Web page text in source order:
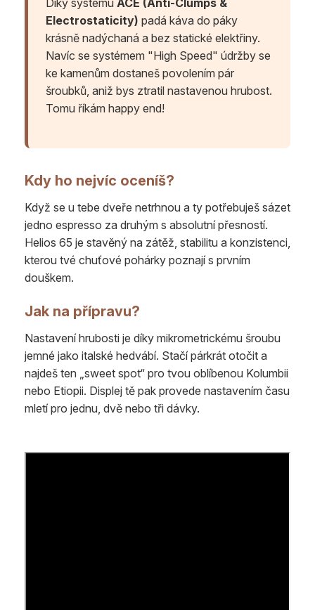
Electrostaticity) padá káva do páky
krásně nadýchaná a bez statické elektřiny.
Navíc se systémem "High Speed" údržby se
ke kamenům dostaneš povolením pár
šroubků, aniž bys ztratil nastavenou hrubost.
Tomu říkám happy end!
Kdy ho nejvíc oceníš?
Když se u tebe dveře netrhnou a ty potřebuješ sázet
jedno espresso za druhým s absolutní přesností.
Helios 65 je stavěný na zátěž, stabilitu a konzistenci,
kterou tvé chuťové pohárky poznají s prvním
douškem.
Jak na přípravu?
Nastavení hrubosti je díky mikrometrickému šroubu
jemné jako italské hedvábí. Stačí párkrát otočit a
najdeš ten „sweet spot“ pro tvou oblíbenou Kolumbii
nebo Etiopii. Displej tě pak provede nastavením času
mletí pro jednu, dvě nebo tři dávky.